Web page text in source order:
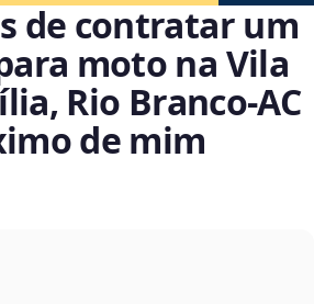
de contratar um
moto na Vila
Rio Branco‑AC
de mim